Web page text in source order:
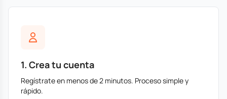
1. Crea tu cuenta
Regístrate en menos de 2 minutos. Proceso simple y
rápido.